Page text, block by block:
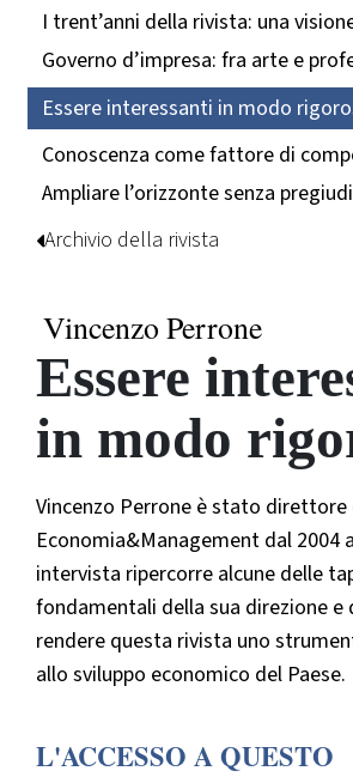
I trent’anni della rivista: una
Governo d’impresa: fra arte e
Essere interessanti in modo
Conoscenza come fattore di
Ampliare l’orizzonte senza
Archivio della rivista
Vincenzo Perrone
Essere
in modo
Vincenzo Perrone è stato direttore
Economia&Management dal 2004
intervista ripercorre alcune delle
fondamentali della sua direzione e
rendere questa rivista uno
allo sviluppo economico del Paese.
L'ACCESSO A QUESTO